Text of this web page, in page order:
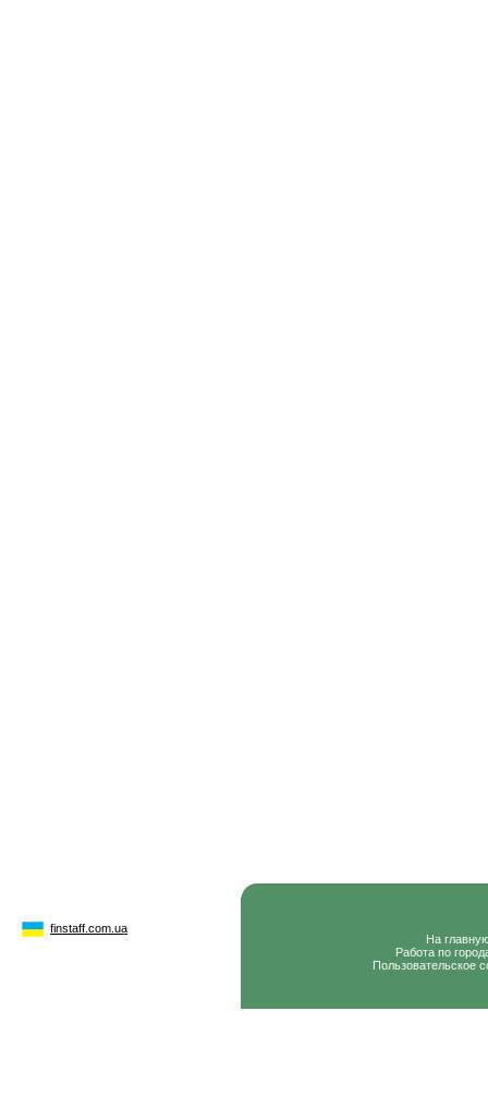
finstaff.com.ua
На
Работа по
Пользовательское